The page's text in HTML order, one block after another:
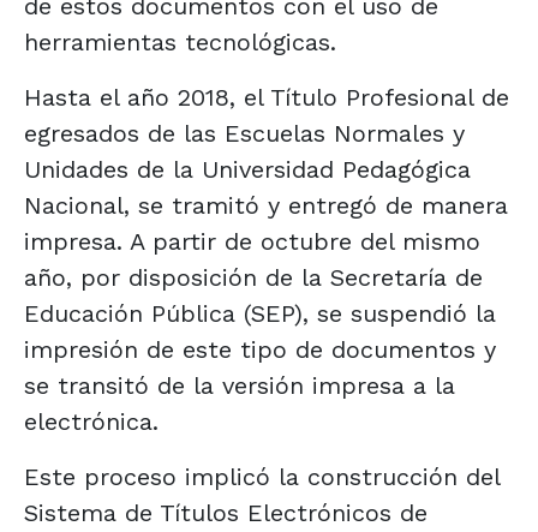
herramientas tecnológicas.
Hasta el año 2018, el Título Profesional de
egresados de las Escuelas Normales y
Unidades de la Universidad Pedagógica
Nacional, se tramitó y entregó de manera
impresa. A partir de octubre del mismo
año, por disposición de la Secretaría de
Educación Pública (SEP), se suspendió la
impresión de este tipo de documentos y
se transitó de la versión impresa a la
electrónica.
Este proceso implicó la construcción del
Sistema de Títulos Electrónicos de